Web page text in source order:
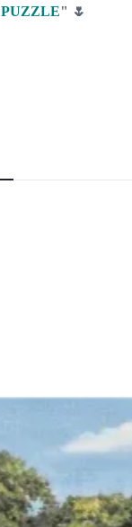
PUZZLE" 🌷